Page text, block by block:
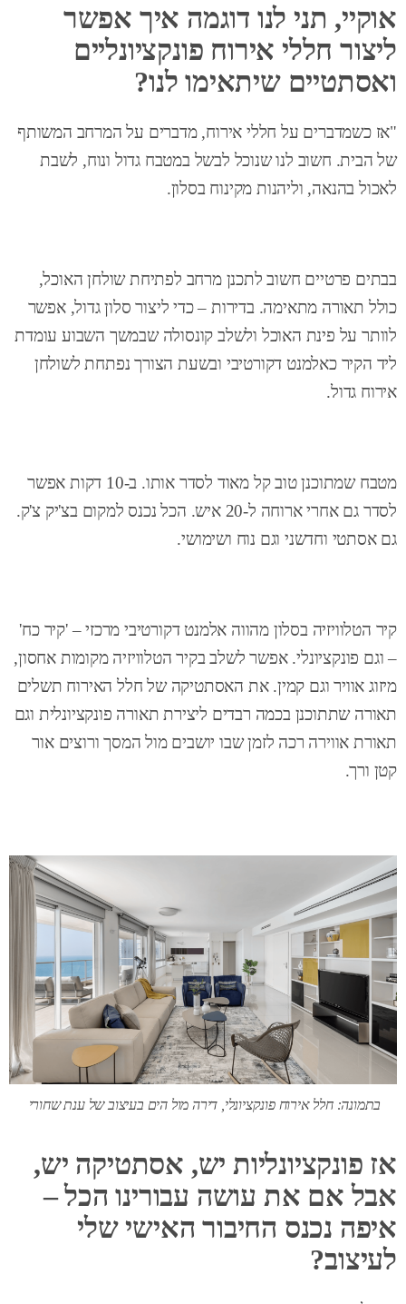
אוקיי, תני לנו דוגמה איך אפשר
ליצור חללי אירוח פונקציונליים
ואסתטיים שיתאימו לנו?
"אז כשמדברים על חללי אירוח, מדברים על המרחב המשותף
של הבית. חשוב לנו שנוכל לבשל במטבח גדול ונוח, לשבת
לאכול בהנאה, וליהנות מקינוח בסלון.
בבתים פרטיים חשוב לתכנן מרחב לפתיחת שולחן האוכל,
כולל תאורה מתאימה. בדירות – כדי ליצור סלון גדול, אפשר
לוותר על פינת האוכל ולשלב קונסולה שבמשך השבוע עומדת
ליד הקיר כאלמנט דקורטיבי ובשעת הצורך נפתחת לשולחן
אירוח גדול.
מטבח שמתוכנן טוב קל מאוד לסדר אותו. ב-10 דקות אפשר
לסדר גם אחרי ארוחה ל-20 איש. הכל נכנס למקום בצ'יק צ'ק.
גם אסתטי וחדשני וגם נוח ושימושי.
קיר הטלוויזיה בסלון מהווה אלמנט דקורטיבי מרכזי – 'קיר כח'
– וגם פונקציונלי. אפשר לשלב בקיר הטלוויזיה מקומות אחסון,
מיזוג אוויר וגם קמין. את האסתטיקה של חלל האירוח תשלים
תאורה שתתוכנן בכמה רבדים ליצירת תאורה פונקציונלית וגם
תאורת אווירה רכה לזמן שבו יושבים מול המסך ורוצים אור
קטן ורך.
בתמונה: חלל אירוח פונקציונלי, דירה מול הים בעיצוב של ענת שחורי
אז פונקציונליות יש, אסתטיקה יש,
אבל אם את עושה עבורינו הכל –
איפה נכנס החיבור האישי שלי
לעיצוב?